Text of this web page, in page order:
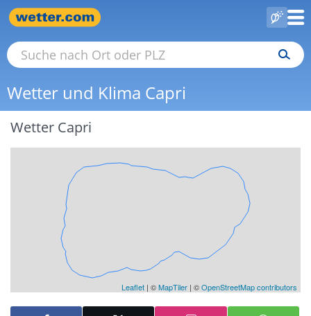
Wetter und Klima Capri
Wetter Capri
Leaflet | ©MapTiler | ©OpenStreetMap contributors